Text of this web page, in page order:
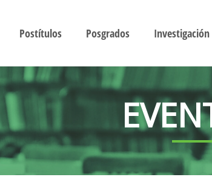
Postítulos Posgrados Investigación